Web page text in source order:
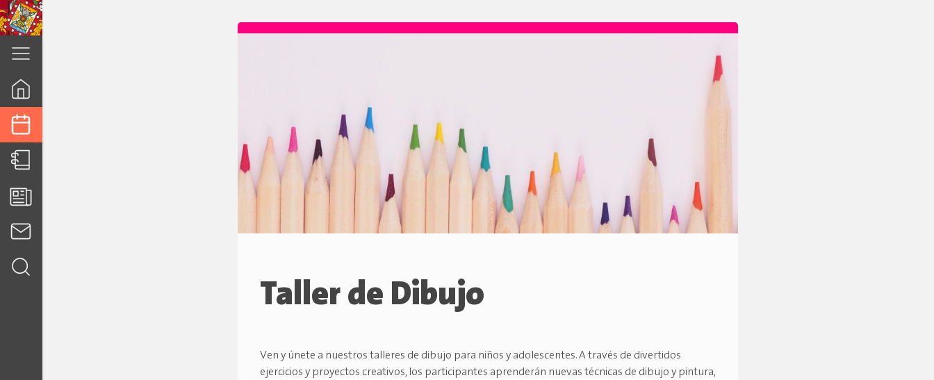
Taller de Dibujo
Ven y únete a nuestros talleres de dibujo para niños y adolescentes. A través de divertidos
ejercicios y proyectos creativos, los participantes aprenderán nuevas técnicas de dibujo y pintura,